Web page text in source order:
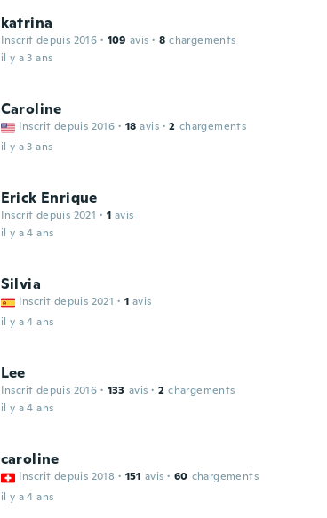
katrina
Inscrit depuis 2016 · 109 avis · 8 chargements
il y a 3 ans
Caroline
Inscrit depuis 2016 · 18 avis · 2 chargements
il y a 3 ans
Erick Enrique
Inscrit depuis 2021 · 1 avis
il y a 4 ans
Silvia
Inscrit depuis 2021 · 1 avis
il y a 4 ans
Lee
Inscrit depuis 2016 · 133 avis · 2 chargements
il y a 4 ans
caroline
Inscrit depuis 2018 · 151 avis · 60 chargements
il y a 4 ans